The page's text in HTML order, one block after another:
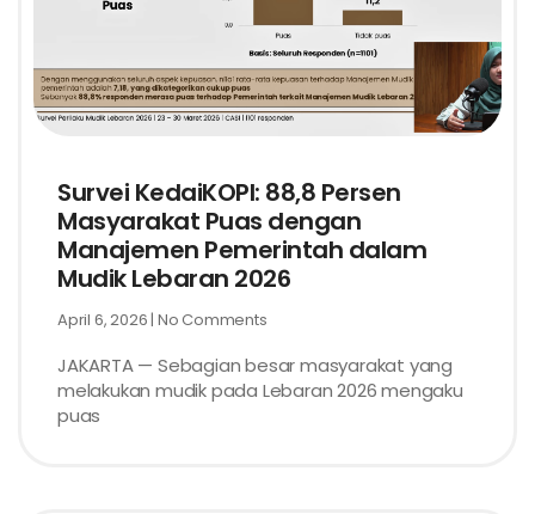
Survei KedaiKOPI: 88,8 Persen
Masyarakat Puas dengan
Manajemen Pemerintah dalam
Mudik Lebaran 2026
April 6, 2026 No Comments
JAKARTA — Sebagian besar masyarakat yang
melakukan mudik pada Lebaran 2026 mengaku
puas